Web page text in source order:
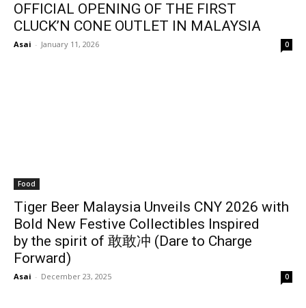
OFFICIAL OPENING OF THE FIRST
CLUCK’N CONE OUTLET IN MALAYSIA
Asai - January 11, 2026 0
Food
Tiger Beer Malaysia Unveils CNY 2026 with
Bold New Festive Collectibles Inspired
by the spirit of 敢敢冲 (Dare to Charge
Forward)
Asai - December 23, 2025 0